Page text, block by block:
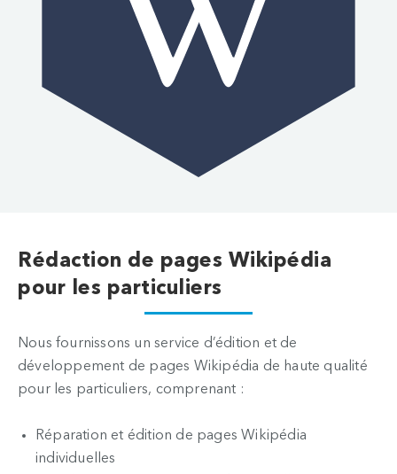
Rédaction de pages Wikipédia
pour les particuliers
Nous fournissons un service d’édition et de
développement de pages Wikipédia de haute qualité
pour les particuliers, comprenant :
Réparation et édition de pages Wikipédia
individuelles